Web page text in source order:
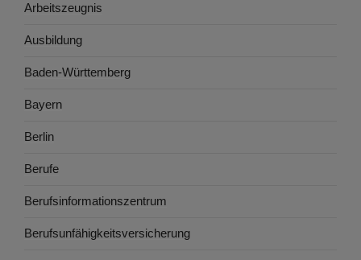
Arbeitszeugnis
Ausbildung
Baden-Württemberg
Bayern
Berlin
Berufe
Berufsinformationszentrum
Berufsunfähigkeitsversicherung